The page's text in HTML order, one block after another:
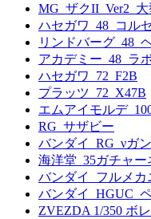
MG_ザクII_Ver2_
ハセガワ_48_コル
リンドバーグ_48_
アカデミー_48_ラ
ハセガワ_72_F2B
プラッツ_72_X47B
エムアイモルデ
RG_サザビー
バンダイ_RG_νガ
海洋堂_35ガチャー
バンダイ_フルメカ
バンダイ_HGUC_
ZVEZDA 1/350 ボ